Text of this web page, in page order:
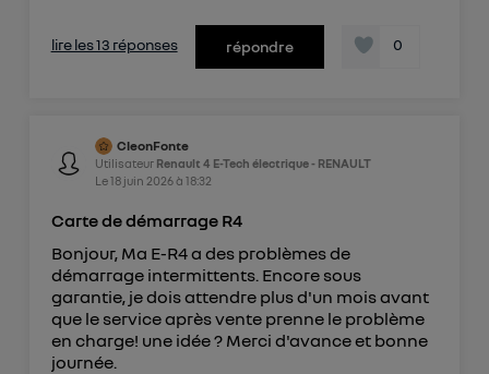
lire les 13 réponses répondre 0
CleonFonte
Utilisateur Renault 4 E-Tech électrique - RENAULT
Le18 juin 2026à 18:32
Carte de démarrage R4
Bonjour, Ma E-R4 a des problèmes de
démarrage intermittents. Encore sous
garantie, je dois attendre plus d'un mois avant
que le service après vente prenne le problème
en charge! une idée ? Merci d'avance et bonne
journée.